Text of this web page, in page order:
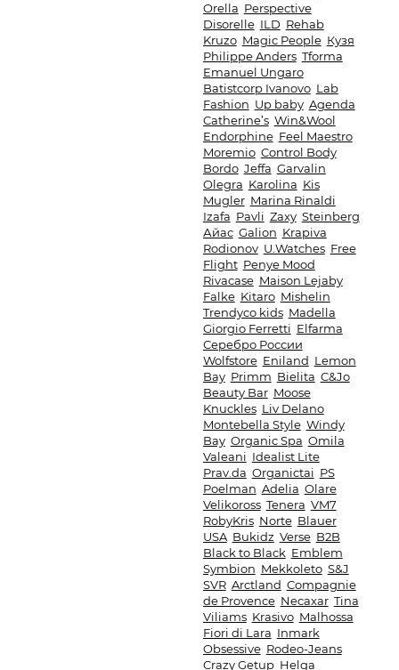
Orella Perspective
Disorelle ILD Rehab
Kruzo Magic People Кузя
Philippe Anders Tforma
Emanuel Ungaro
Batistcorp Ivanovo Lab
Fashion Up baby Agenda
Catherine’s Win&Wool
Endorphine Feel Maestro
Moremio Control Body
Bordo Jeffa Garvalin
Olegra Karolina Kis
Mugler Marina Rinaldi
Izafa Pavli Zaxy Steinberg
Айас Galion Krapiva
Rodionov U.Watches Free
Flight Penye Mood
Rivacase Maison Lejaby
Falke Kitaro Mishelin
Trendyco kids Madella
Giorgio Ferretti Elfarma
Серебро России
Wolfstore Eniland Lemon
Bay Primm Bielita C&Jo
Beauty Bar Moose
Knuckles Liv Delano
Montebella Style Windy
Bay Organic Spa Omila
Valeani Idealist Lite
Prav.da Organictai PS
Poelman Adelia Olare
Velikoross Tenera VM7
RobyKris Norte Blauer
USA Bukidz Verse B2B
Black to Black Emblem
Symbion Mekkoleto S&J
SVR Arctland Compagnie
de Provence Necaxar Tina
Viliams Krasivo Malhossa
Fiori di Lara Inmark
Obsessive Rodeo-Jeans
Crazy Getup Helga